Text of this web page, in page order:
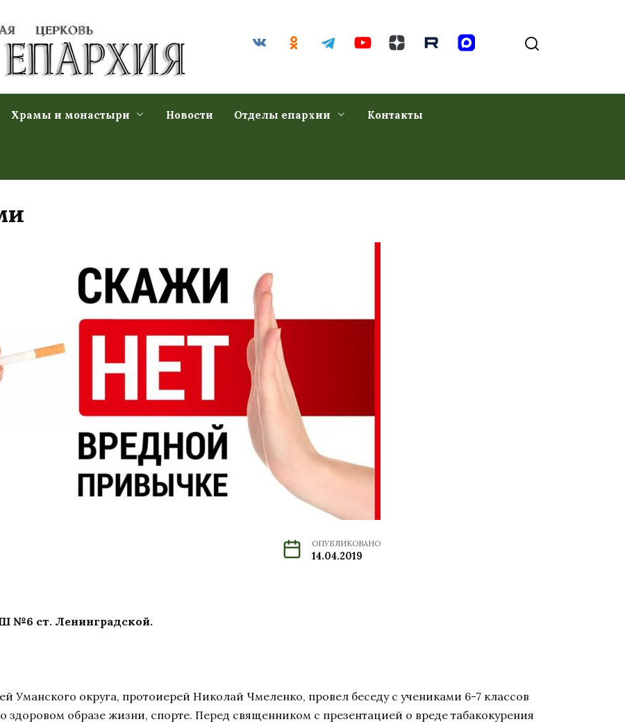
Храмы и монастыри Новости Отделы епархии Контакты
ОПУБЛИКОВАНО
14.04.2019
№6 ст. Ленинградской.
Уманского округа, протоиерей Николай Чмеленко, провел беседу с учениками 6-7 классов
образе жизни, спорте. Перед священником с презентацией о вреде табакокурения